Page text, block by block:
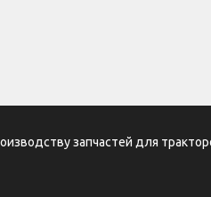
запчастей для